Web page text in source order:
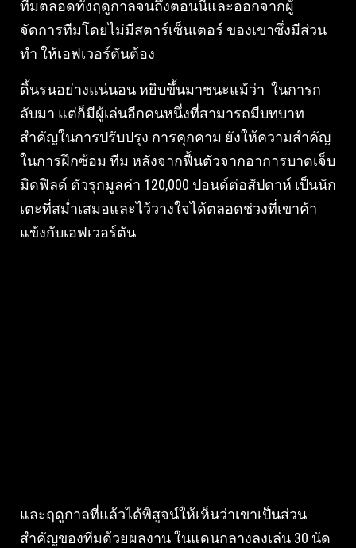
ทีมตลอดทั้งฤดูกาลจนถึงตอนนี้และออกจากผู้
จัดการทีมโดยไม่มีสตาร์เซ็นเตอร์ ของเขาซึ่งมีส่วน
ทำ ให้เอฟเวอร์ตันต้อง
ดิ้นรนอย่างแน่นอน หยิบขึ้นมาชนะแม้ว่า ในการก
ลับมา แต่ก็มีผู้เล่นอีกคนหนึ่งที่สามารถมีบทบาท
สำคัญในการปรับปรุง การคุกคาม ยังให้ความสำคัญ
ในการฝึกซ้อม ทีม หลังจากฟื้นตัวจากอาการบาดเจ็บ
มิดฟิลด์ ตัวรุกมูลค่า 120,000 ปอนด์ต่อสัปดาห์ เป็นนัก
เตะที่สม่ำเสมอและไว้วางใจได้ตลอดช่วงที่เขาค้า
แข้งกับเอฟเวอร์ตัน
และฤดูกาลที่แล้วได้พิสูจน์ให้เห็นว่าเขาเป็นส่วน
สำคัญของทีมด้วยผลงาน ในแดนกลางลงเล่น 30 นัด